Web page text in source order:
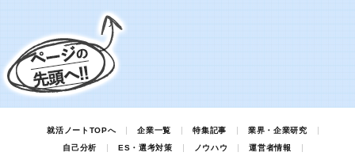
就活ノートTOPへ 企業一覧 特集記事
業界・企業研究
自己分析
ES・選考対策 ノウハウ
運営者情報